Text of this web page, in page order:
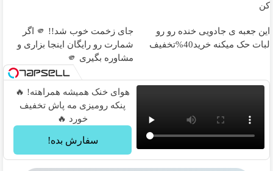
کن
این جعبه ی جادویی خنده رو رو
لبات حک میکنه خرید40%تخفیف
جای زخمت خوب شد!! 🫵 اگر
شمارت رو رایگان اینجا بزاری و
مشاوره بگیری 🫵
هوای خنک همیشه همراهته! 🔥
پنکه رومیزی مه پاش تخفیف
خورد 🔥
سفارش بده!